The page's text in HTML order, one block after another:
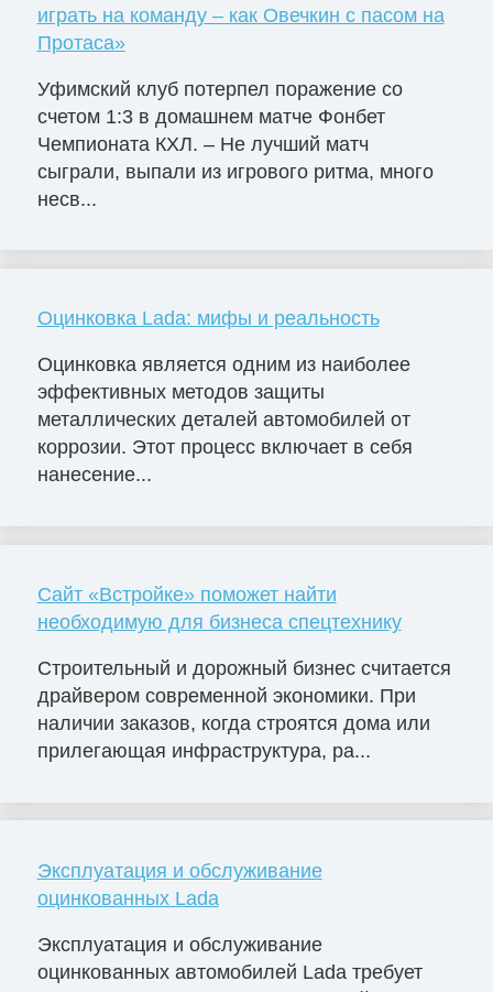
играть на команду – как Овечкин с пасом на
Протаса»
Уфимский клуб потерпел поражение со
счетом 1:3 в домашнем матче Фонбет
Чемпионата КХЛ. – Не лучший матч
сыграли, выпали из игрового ритма, много
несв...
Оцинковка Lada: мифы и реальность
Оцинковка является одним из наиболее
эффективных методов защиты
металлических деталей автомобилей от
коррозии. Этот процесс включает в себя
нанесение...
Сайт «Встройке» поможет найти
необходимую для бизнеса спецтехнику
Строительный и дорожный бизнес считается
драйвером современной экономики. При
наличии заказов, когда строятся дома или
прилегающая инфраструктура, ра...
Эксплуатация и обслуживание
оцинкованных Lada
Эксплуатация и обслуживание
оцинкованных автомобилей Lada требует